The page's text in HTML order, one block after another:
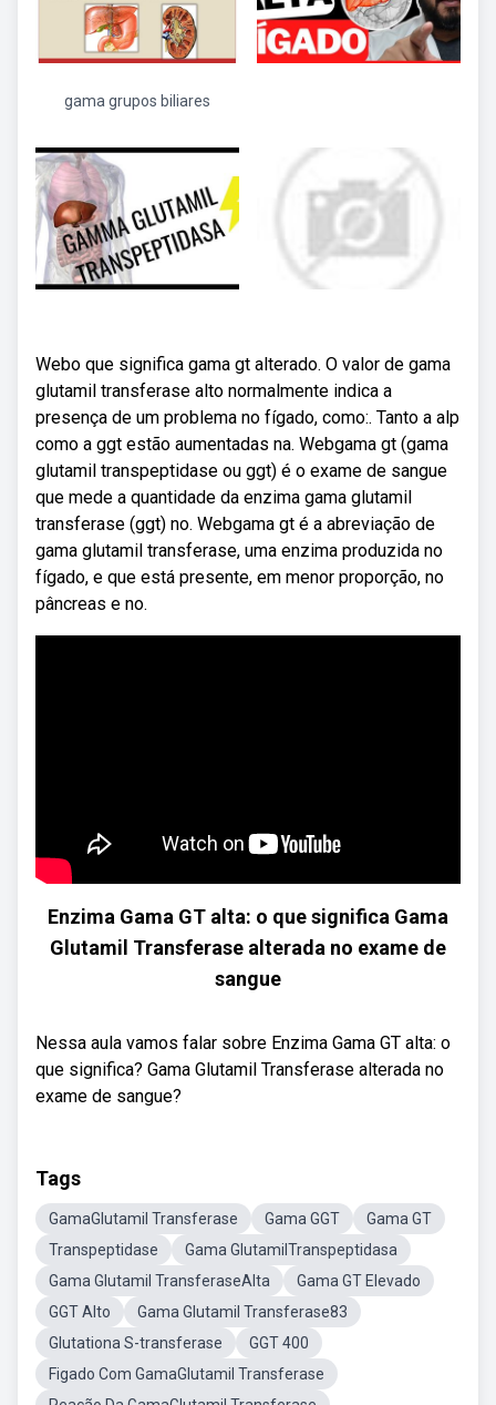
gama grupos biliares
Webo que significa gama gt alterado. O valor de gama
glutamil transferase alto normalmente indica a
presença de um problema no fígado, como:. Tanto a alp
como a ggt estão aumentadas na. Webgama gt (gama
glutamil transpeptidase ou ggt) é o exame de sangue
que mede a quantidade da enzima gama glutamil
transferase (ggt) no. Webgama gt é a abreviação de
gama glutamil transferase, uma enzima produzida no
fígado, e que está presente, em menor proporção, no
pâncreas e no.
Enzima Gama GT alta: o que significa Gama
Glutamil Transferase alterada no exame de
sangue
Nessa aula vamos falar sobre Enzima Gama GT alta: o
que significa? Gama Glutamil Transferase alterada no
exame de sangue?
Tags
GamaGlutamil Transferase Gama GGT
Gama GT
Transpeptidase
Gama GlutamilTranspeptidasa
Gama Glutamil TransferaseAlta
Gama GT Elevado
GGT Alto
Gama Glutamil Transferase83
Glutationa S-transferase
GGT 400
Figado Com GamaGlutamil Transferase